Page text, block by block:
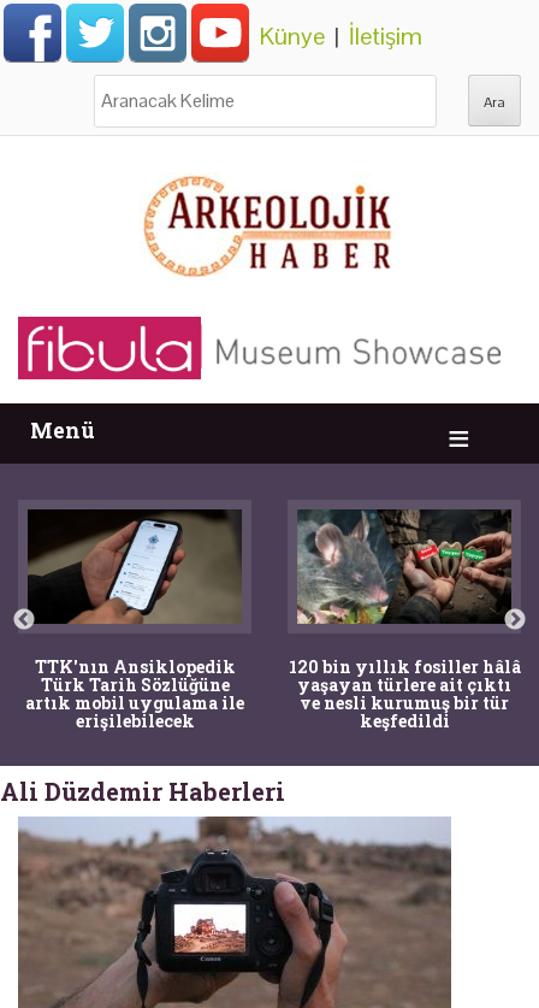
Künye | İletişim
Menü
TTK'nın Ansiklopedik
Türk Tarih Sözlüğüne
artık mobil uygulama ile
erişilebilecek
120 bin yıllık fosiller hâlâ
yaşayan türlere ait çıktı
ve nesli kurumuş bir tür
keşfedildi
Ali Düzdemir Haberleri